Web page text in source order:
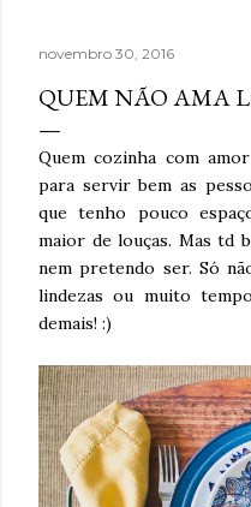
novembro 30, 2016
QUEM NÃO AMA
Quem cozinha com
para servir bem as
que tenho pouco
maior de louças. Mas td
nem pretendo ser. Só
lindezas ou muito
demais! :)